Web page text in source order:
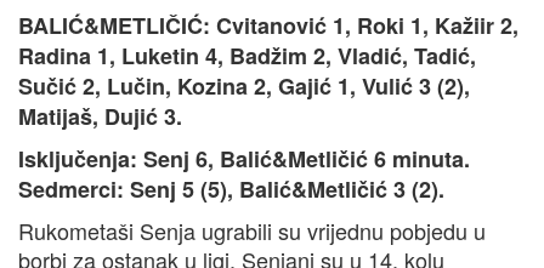
BALIĆ&METLIČIĆ: Cvitanović 1, Roki 1, Kažiir 2,
Radina 1, Luketin 4, Badžim 2, Vladić, Tadić,
Sučić 2, Lučin, Kozina 2, Gajić 1, Vulić 3 (2),
Matijaš, Dujić 3.
Isključenja: Senj 6, Balić&Metličić 6 minuta.
Sedmerci: Senj 5 (5), Balić&Metličić 3 (2).
Rukometaši Senja ugrabili su vrijednu pobjedu u
borbi za ostanak u ligi, Senjani su u 14. kolu